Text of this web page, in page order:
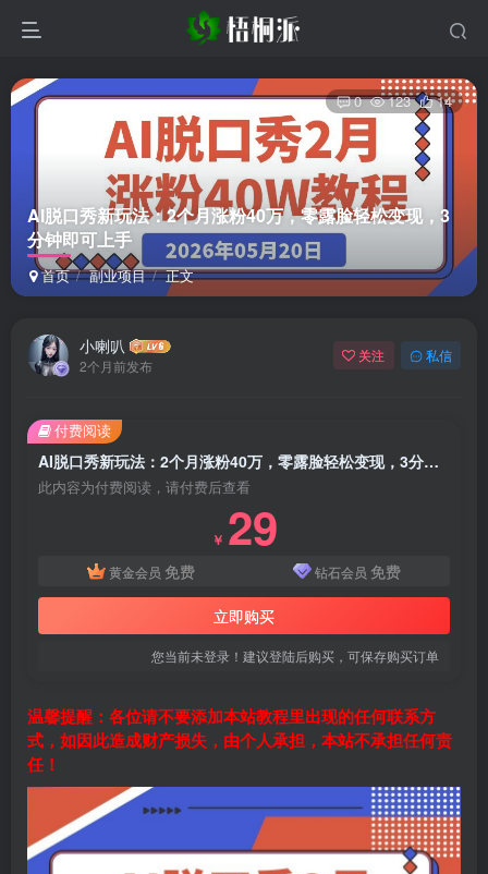
AI脱口秀新玩法：2个月涨粉40万，零露脸轻松变现，3
分钟即可上手
首页 副业项目 正文
0 123 14
小喇叭
2个月前发布
关注 私信
AI脱口秀新玩法：2个月涨粉40万，零露脸轻松变现，3分钟即可上手
此内容为付费阅读，请付费后查看
￥ 29
黄金会员 免费 钻石会员 免费
立即购买
您当前未登录！建议登陆后购买，可保存购买订单
付费阅读
温馨提醒：各位请不要添加本站教程里出现的任何联系方
式，如因此造成财产损失，由个人承担，本站不承担任何责
任！